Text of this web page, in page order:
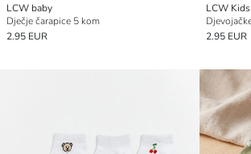
LCW baby
Dječje čarapice 5 kom
2.95 EUR
LCW Kids
2.95 EUR